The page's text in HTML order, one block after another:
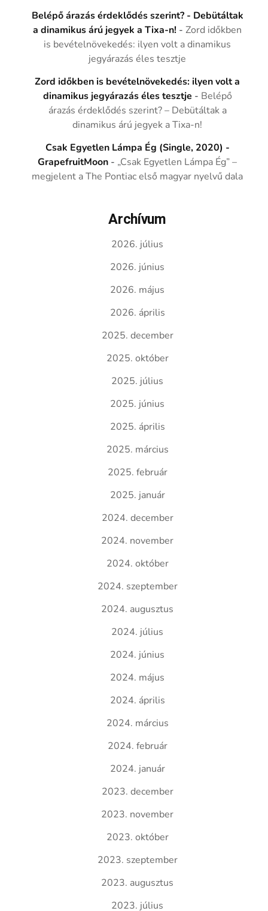
Belépő árazás érdeklődés szerint? - Debütáltak
a dinamikus árú jegyek a Tixa-n! -Zord időkben
is bevételnövekedés: ilyen volt a dinamikus
jegyárazás éles tesztje
Zord időkben is bevételnövekedés: ilyen volt a
dinamikus jegyárazás éles tesztje - Belépő
árazás érdeklődés szerint? – Debütáltak a
dinamikus árú jegyek a Tixa-n!
Csak Egyetlen Lámpa Ég (Single, 2020) -
GrapefruitMoon - „Csak Egyetlen Lámpa Ég” –
megjelent a The Pontiac első magyar nyelvű dala
Archívum
2026. július
2026. június
2026. május
2026. április
2025. december
2025. október
2025. július
2025. június
2025. április
2025. március
2025. február
2025. január
2024. december
2024. november
2024. október
2024. szeptember
2024. augusztus
2024. július
2024. június
2024. május
2024. április
2024. március
2024. február
2024. január
2023. december
2023. november
2023. október
2023. szeptember
2023. augusztus
2023. július